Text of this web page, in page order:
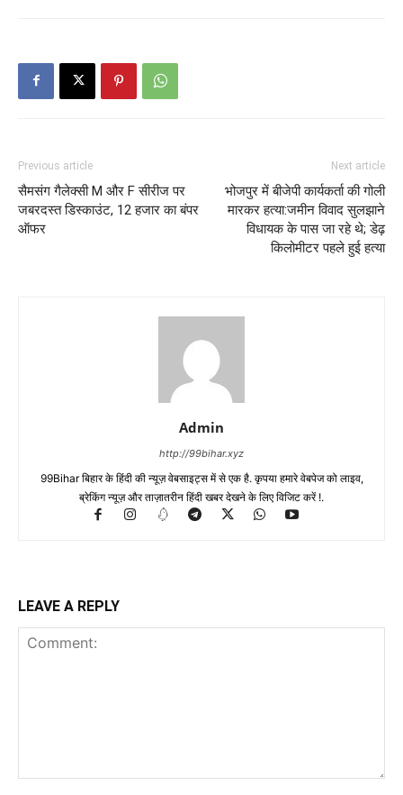
Previous article
सैमसंग गैलेक्सी M और F सीरीज पर
जबरदस्त डिस्काउंट, 12 हजार का बंपर
ऑफर
Next article
भोजपुर में बीजेपी कार्यकर्ता की गोली
मारकर हत्या:जमीन विवाद सुलझाने
विधायक के पास जा रहे थे; डेढ़
किलोमीटर पहले हुई हत्या
Admin
http://99bihar.xyz
99Bihar बिहार के हिंदी की न्यूज़ वेबसाइट्स में से एक है. कृपया हमारे वेबपेज को लाइव,
ब्रेकिंग न्यूज़ और ताज़ातरीन हिंदी खबर देखने के लिए विजिट करें !.
LEAVE A REPLY